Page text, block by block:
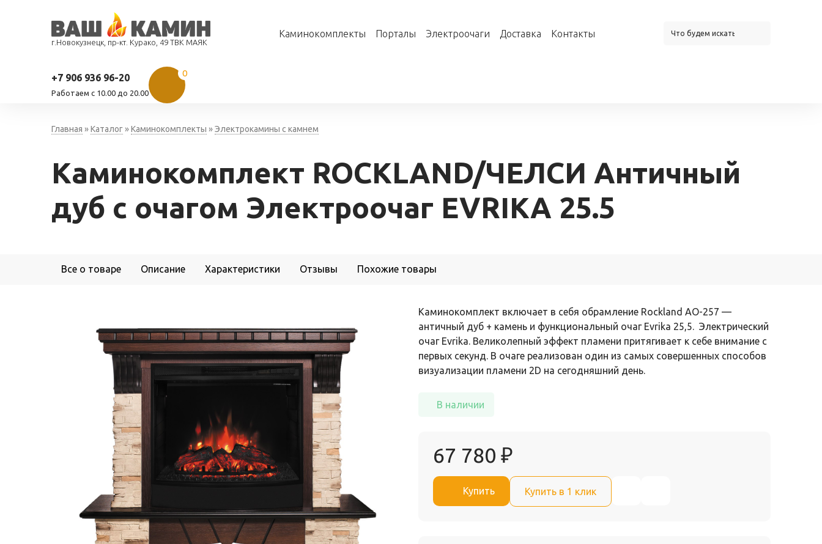
г.Новокузнецк, пр-кт. Курако, 49 ТВК МАЯК
Каминокомплекты Порталы Электроочаги Доставка Контакты
+7 906 936 96-20
Работаем c 10.00 до 20.00
0
Главная »Каталог»Каминокомплекты »Электрокамины с камнем
Каминокомплект ROCKLAND/ЧЕЛСИ Античный
дуб с очагом Электроочаг EVRIKA 25.5
Все о товаре Описание Характеристики Отзывы Похожие товары
Каминокомплект включает в себя обрамление Rockland AO-257 —
античный дуб + камень и функциональный очаг Evrika 25,5. Электрический
очаг Evrika. Великолепный эффект пламени притягивает к себе внимание с
первых секунд. В очаге реализован один из самых совершенных способов
визуализации пламени 2D на сегодняшний день.
В наличии
67 780 ₽
Купить Купить в 1 клик